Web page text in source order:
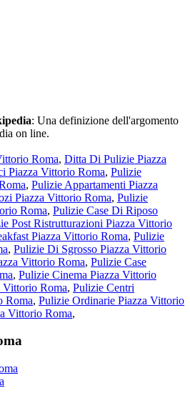
: Una definizione dell'argomento
on line.
Roma, Ditta Di Pulizie Piazza
Piazza Vittorio Roma, Pulizie
, Pulizie Appartamenti Piazza
Piazza Vittorio Roma, Pulizie
Roma, Pulizie Case Di Riposo
Post Ristrutturazioni Piazza Vittorio
Piazza Vittorio Roma, Pulizie
, Pulizie Di Sgrosso Piazza Vittorio
Vittorio Roma, Pulizie Case
, Pulizie Cinema Piazza Vittorio
Vittorio Roma, Pulizie Centri
Roma, Pulizie Ordinarie Piazza Vittorio
Vittorio Roma,